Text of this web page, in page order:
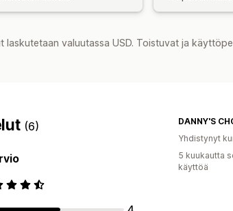
laskutetaan valuutassa USD. Toistuvat ja
(6)
DANNY'S
Yhdistynyt
5 kuukautta
käyttöä